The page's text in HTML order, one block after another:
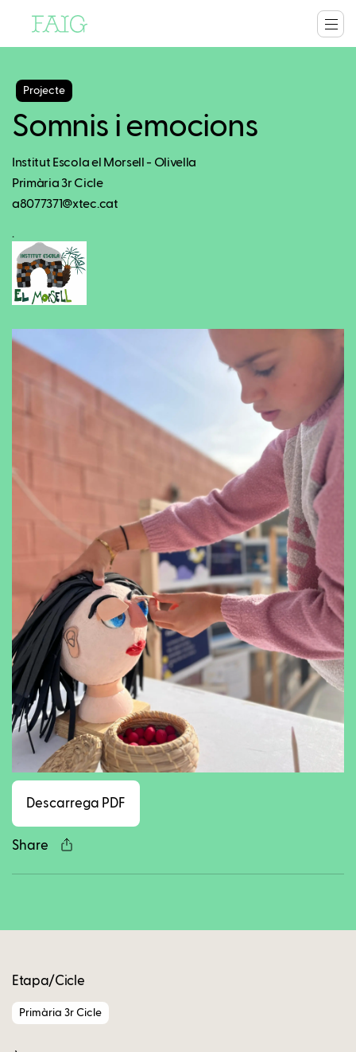
Projecte
Somnis i emocions
Institut Escola el Morsell - Olivella
Primària 3r Cicle
a8077371@xtec.cat
.
Descarrega PDF
Share
Facebook
Twitter
LinkedIn
WhatsApp
RedditGmail
Etapa/Cicle
Primària 3r Cicle